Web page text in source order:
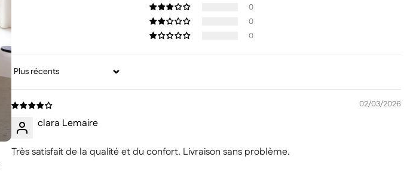
0
0
0
Sort by
02/03/2026
clara Lemaire
Très satisfait de la qualité et du confort. Livraison sans problème.